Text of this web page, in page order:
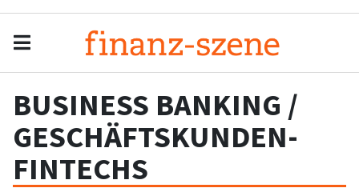
BUSINESS BANKING /
GESCHÄFTSKUNDEN-
FINTECHS